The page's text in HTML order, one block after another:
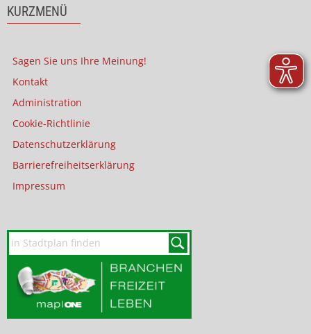
KURZMENÜ
Sagen Sie uns Ihre Meinung!
Kontakt
Administration
Cookie-Richtlinie
Datenschutzerklärung
Barrierefreiheitserklärung
Impressum